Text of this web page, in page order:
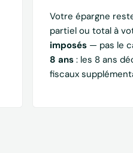
Votre épargne
partiel ou total à
imposés — pas le
8 ans : les 8 ans
fiscaux